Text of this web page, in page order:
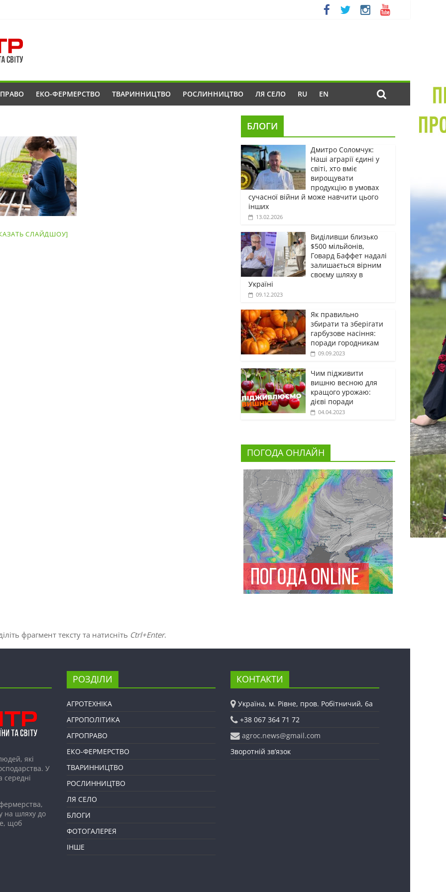
ЕКО-ФЕРМЕРСТВО ТВАРИННИЦТВО РОСЛИННИЦТВО ЛЯ СЕЛО RU EN
СЛАЙДШОУ]
БЛОГИ
Дмитро Соломчук:
Наші аграрії єдині у
світі, хто вміє
вирощувати
продукцію в умовах
сучасної війни й може навчити цього
інших
13.02.2026
Виділивши близько
$500 мільйонів,
Говард Баффет надалі
залишається вірним
своєму шляху в
Україні
09.12.2023
Як правильно
збирати та зберігати
гарбузове насіння:
поради городникам
09.09.2023
Чим підживити
вишню весною для
кращого урожаю:
дієві поради
04.04.2023
ПОГОДА ОНЛАЙН
фрагмент тексту та натисніть Ctrl+Enter.
які
У
середні
на шляху до
щоб
РОЗДІЛИ
АГРОТЕХНІКА
АГРОПОЛІТИКА
АГРОПРАВО
ЕКО-ФЕРМЕРСТВО
ТВАРИННИЦТВО
РОСЛИННИЦТВО
ЛЯ СЕЛО
БЛОГИ
ФОТОГАЛЕРЕЯ
ІНШЕ
КОНТАКТИ
Україна, м. Рівне, пров. Робітничий, 6а
+38 067 364 71 72
agroc.news@gmail.com
Зворотній зв’язок